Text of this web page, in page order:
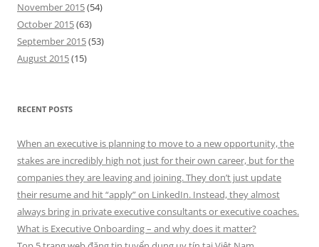
November 2015(54)
October 2015(63)
September 2015(53)
August 2015(15)
RECENT POSTS
When an executive is planning to move to a new opportunity, the
stakes are incredibly high not just for their own career, but for the
companies they are leaving and joining. They don’t just update
their resume and hit “apply” on LinkedIn. Instead, they almost
always bring in private executive consultants or executive coaches.
What is Executive Onboarding – and why does it matter?